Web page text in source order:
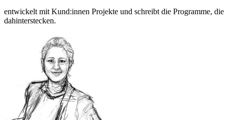
entwickelt mit Kund:innen Projekte und schreibt die Programme, die
dahinterstecken.